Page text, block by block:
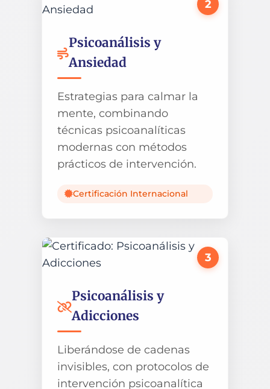
2
Psicoanálisis y
Ansiedad
Estrategias para calmar la
mente, combinando
técnicas psicoanalíticas
modernas con métodos
prácticos de intervención.
Certificación Internacional
3
Psicoanálisis y
Adicciones
Liberándose de cadenas
invisibles, con protocolos de
intervención psicoanalítica